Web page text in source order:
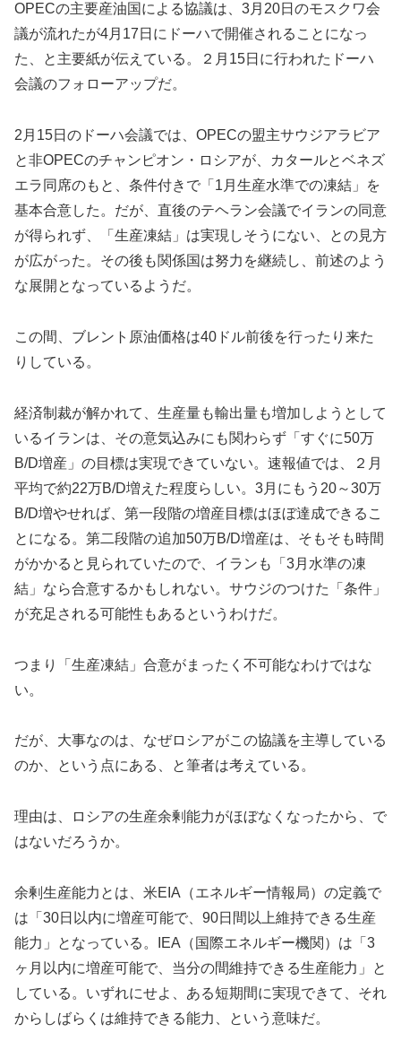
OPECの主要産油国による協議は、3月20日のモスクワ会
議が流れたが4月17日にドーハで開催されることになっ
た、と主要紙が伝えている。２月15日に行われたドーハ
会議のフォローアップだ。
2月15日のドーハ会議では、OPECの盟主サウジアラビア
と非OPECのチャンピオン・ロシアが、カタールとベネズ
エラ同席のもと、条件付きで「1月生産水準での凍結」を
基本合意した。だが、直後のテヘラン会議でイランの同意
が得られず、「生産凍結」は実現しそうにない、との見方
が広がった。その後も関係国は努力を継続し、前述のよう
な展開となっているようだ。
この間、ブレント原油価格は40ドル前後を行ったり来た
りしている。
経済制裁が解かれて、生産量も輸出量も増加しようとして
いるイランは、その意気込みにも関わらず「すぐに50万
B/D増産」の目標は実現できていない。速報値では、２月
平均で約22万B/D増えた程度らしい。3月にもう20～30万
B/D増やせれば、第一段階の増産目標はほぼ達成できるこ
とになる。第二段階の追加50万B/D増産は、そもそも時間
がかかると見られていたので、イランも「3月水準の凍
結」なら合意するかもしれない。サウジのつけた「条件」
が充足される可能性もあるというわけだ。
つまり「生産凍結」合意がまったく不可能なわけではな
い。
だが、大事なのは、なぜロシアがこの協議を主導している
のか、という点にある、と筆者は考えている。
理由は、ロシアの生産余剰能力がほぼなくなったから、で
はないだろうか。
余剰生産能力とは、米EIA（エネルギー情報局）の定義で
は「30日以内に増産可能で、90日間以上維持できる生産
能力」となっている。IEA（国際エネルギー機関）は「3
ヶ月以内に増産可能で、当分の間維持できる生産能力」と
している。いずれにせよ、ある短期間に実現できて、それ
からしばらくは維持できる能力、という意味だ。